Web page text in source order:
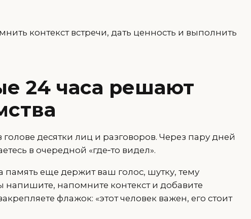
контекст встречи, дать ценность и выполнить
24 часа решают
десятки лиц и разговоров. Через пару дней
в очередной «где‑то видел».
память еще держит ваш голос, шутку, тему
напишите, напомните контекст и добавите
флажок: «этот человек важен, его стоит